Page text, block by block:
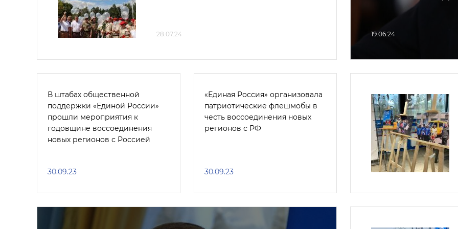
28.07.24 19.06.24
В штабах общественной
поддержки «Единой России»
прошли мероприятия к
годовщине воссоединения
новых регионов с Россией
30.09.23
«Единая Россия» организовала
патриотические флешмобы в
честь воссоединения новых
регионов с РФ
30.09.23